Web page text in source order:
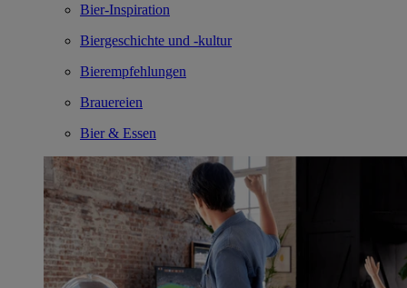
Bier-Inspiration
Biergeschichte und -kultur
Bierempfehlungen
Brauereien
Bier & Essen